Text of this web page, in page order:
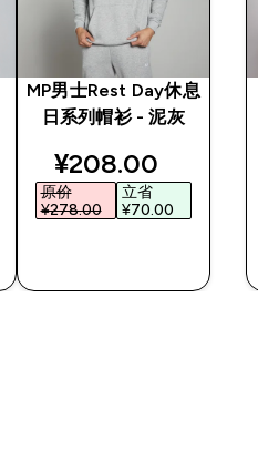
MP男士Rest Day休息
日系列帽衫 - 泥灰
discounted price
¥208.00‎
原价
¥278.00‎
立省
¥70.00‎